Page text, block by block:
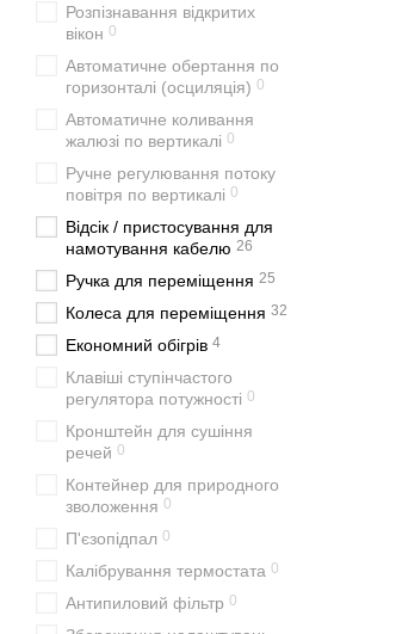
Розпізнавання відкритих
вікон 0
Автоматичне обертання по
горизонталі (осциляція) 0
Автоматичне коливання
жалюзі по вертикалі 0
Ручне регулювання потоку
повітря по вертикалі 0
Відсік / пристосування для
намотування кабелю 26
Ручка для переміщення 25
Колеса для переміщення 32
Економний обігрів 4
Клавіші ступінчастого
регулятора потужності 0
Кронштейн для сушіння
речей 0
Контейнер для природного
зволоження 0
П'єзопідпал 0
Калібрування термостата 0
Антипиловий фільтр 0